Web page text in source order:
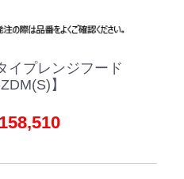
イプレンジフード
】